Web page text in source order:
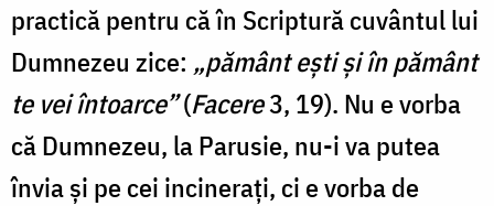
practică pentru că în Scriptură cuvântul lui
Dumnezeu zice: „pământ ești și în pământ
te vei întoarce”(Facere3, 19). Nu e vorba
că Dumnezeu, la Parusie, nu-i va putea
învia și pe cei incinerați, ci e vorba de